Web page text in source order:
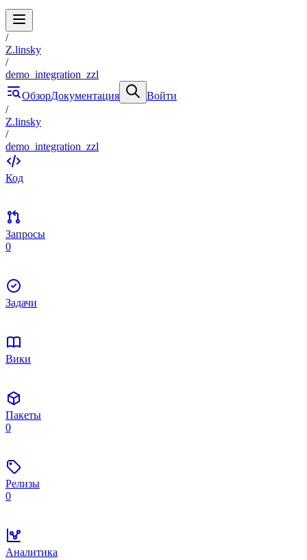
/
Z.linsky
/
demo_integration_zzl
ОбзорДокументация
Войти
/
Z.linsky
/
demo_integration_zzl
Код
Запросы
0
Задачи
Вики
Пакеты
0
Релизы
0
Аналитика